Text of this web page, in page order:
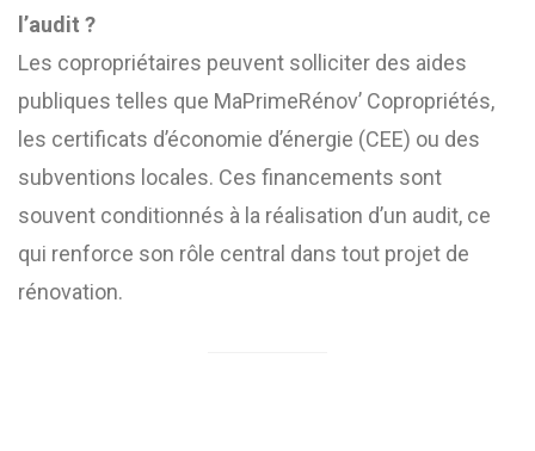
l’audit ?
Les copropriétaires peuvent solliciter des aides
publiques telles que MaPrimeRénov’ Copropriétés,
les certificats d’économie d’énergie (CEE) ou des
subventions locales. Ces financements sont
souvent conditionnés à la réalisation d’un audit, ce
qui renforce son rôle central dans tout projet de
rénovation.